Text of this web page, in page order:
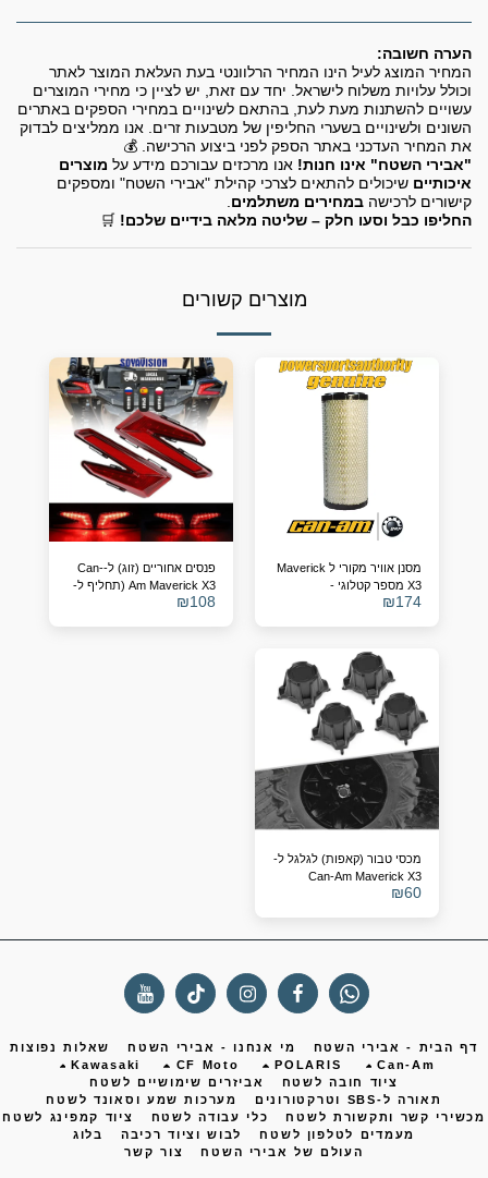
הערה חשובה:
המחיר המוצג לעיל הינו המחיר הרלוונטי בעת העלאת המוצר לאתר
וכולל עלויות משלוח לישראל. יחד עם זאת, יש לציין כי מחירי המוצרים
עשויים להשתנות מעת לעת, בהתאם לשינויים במחירי הספקים באתרים
השונים ולשינויים בשערי החליפין של מטבעות זרים. אנו ממליצים לבדוק
את המחיר העדכני באתר הספק לפני ביצוע הרכישה. 💰
"אבירי השטח" אינו חנות!אנו מרכזים עבורכם מידע עלמוצרים
איכותייםשיכולים להתאים לצרכי קהילת "אבירי השטח" ומספקים
קישורים לרכישהבמחירים משתלמים.
החליפו כבל וסעו חלק – שליטה מלאה בידיים שלכם!🛒
מוצרים קשורים
מסנן אוויר מקורי ל Maverick
X3 מספר קטלוגי -
715900422
₪174
פנסים אחוריים (זוג) ל-Can-
Am Maverick X3 (תחליף ל-
OEM 710004743/4)
₪108
מכסי טבור (קאפות) לגלגל ל-
Can-Am Maverick X3
(תחליף ל-705401841)
₪60
הבית - אבירי השטח מי אנחנו - אבירי השטח
שאלות נפוצות
Can-Am
POLARIS
CF Moto
Kawasaki
ציוד חובה לשטח
אביזרים שימושיים לשטח
תאורה ל-SBS וטרקטורונים
מערכות שמע וסאונד לשטח
קשר ותקשורת לשטח
כלי עבודה לשטח
ציוד קמפינג לשטח
מעמדים לטלפון לשטח
לבוש וציוד רכיבה
בלוג
העולם של אבירי השטח
צור קשר